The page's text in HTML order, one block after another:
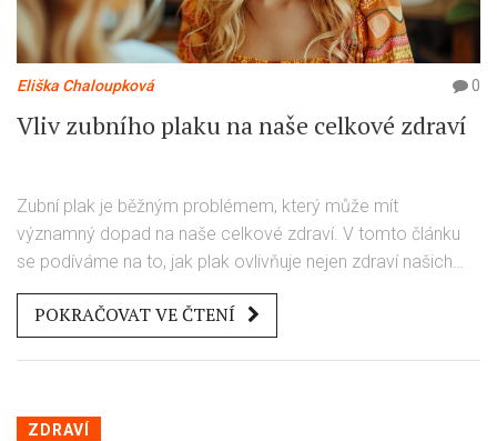
Eliška Chaloupková 0
Vliv zubního plaku na naše celkové zdraví
Zubní plak je běžným problémem, který může mít
významný dopad na naše celkové zdraví. V tomto článku
se podíváme na to, jak plak ovlivňuje nejen zdraví našich
zubů, ale i další aspekty našeho těla. Nabídneme také
užitečné tipy na prevenci a odstranění plaku.
POKRAČOVAT VE ČTENÍ
ZDRAVÍ